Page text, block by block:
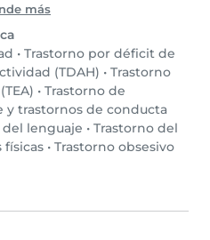
más
• Trastorno por déficit de
(TDAH) • Trastorno
• Trastorno de
y trastornos de conducta
del lenguaje • Trastorno del
físicas • Trastorno obsesivo